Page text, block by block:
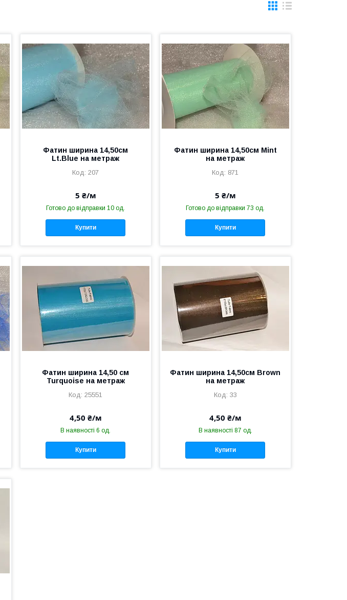
Фатин ширина 14,50см
Lt.Blue на метраж
207
5 ₴/м
Готово до відправки 10 од.
Купити
Фатин ширина 14,50см Mint
на метраж
871
5 ₴/м
Готово до відправки 73 од.
Купити
Фатин ширина 14,50 см
Turquoise на метраж
25551
4,50 ₴/м
В наявності 6 од.
Купити
Фатин ширина 14,50см Brown
на метраж
33
4,50 ₴/м
В наявності 87 од.
Купити